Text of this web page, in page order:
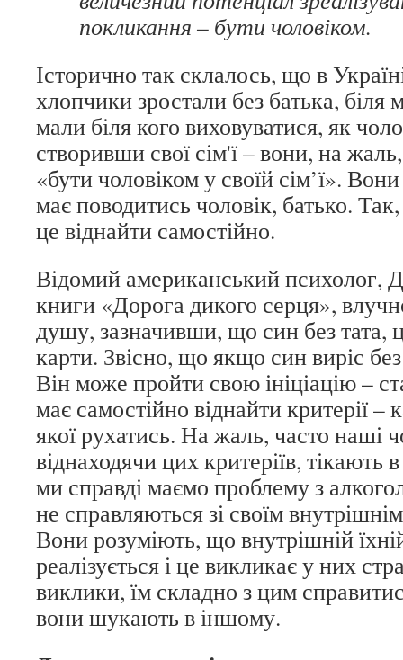
покликання – бути чоловіком.
Історично так склалось, що в
хлопчики зростали без батька, біля
мали біля кого виховуватися, як
створивши свої сім'ї – вони, на
«бути чоловіком у своїй сім’ї».
має поводитись чоловік, батько.
це віднайти самостійно.
Відомий американський психолог,
книги «Дорога дикого серця»,
душу, зазначивши, що син без тата,
карти. Звісно, що якщо син виріс
Він може пройти свою ініціацію –
має самостійно віднайти критерії
якої рухатись. На жаль, часто наші
віднаходячи цих критеріїв, тікають
ми справді маємо проблему з
не справляються зі своїм
Вони розуміють, що внутрішній
реалізується і це викликає у них
виклики, їм складно з цим
вони шукають в іншому.